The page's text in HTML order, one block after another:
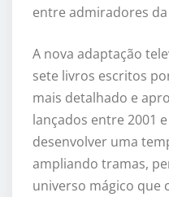
entre admiradores
A nova adaptação
sete livros escritos
mais detalhado e
lançados entre 2001
desenvolver uma
ampliando tramas,
universo mágico que